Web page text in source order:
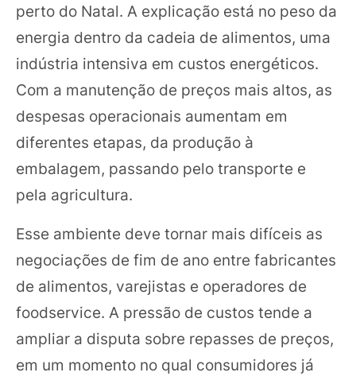
perto do Natal. A explicação está no peso da
energia dentro da cadeia de alimentos, uma
indústria intensiva em custos energéticos.
Com a manutenção de preços mais altos, as
despesas operacionais aumentam em
diferentes etapas, da produção à
embalagem, passando pelo transporte e
pela agricultura.
Esse ambiente deve tornar mais difíceis as
negociações de fim de ano entre fabricantes
de alimentos, varejistas e operadores de
foodservice. A pressão de custos tende a
ampliar a disputa sobre repasses de preços,
em um momento no qual consumidores já